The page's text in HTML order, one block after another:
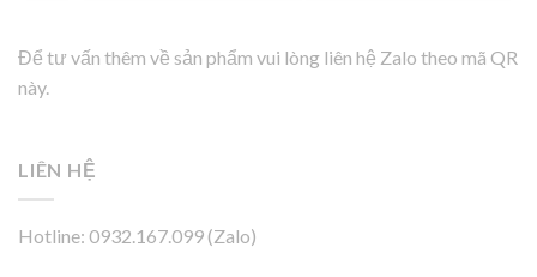
Để tư vấn thêm về sản phẩm vui lòng liên hệ Zalo theo mã QR
này.
LIÊN HỆ
Hotline: 0932.167.099 (Zalo)